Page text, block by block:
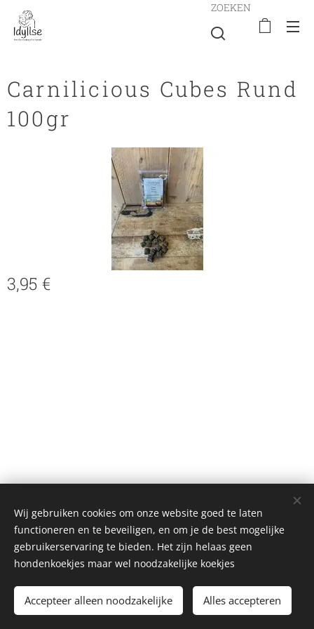
ZOEKEN
Carnilicious Cubes Rund
100gr
3,95 €
TOEVOEGEN AAN DE WINKELWAGEN
2017 IdyIlse | Alle rechten voorbehouden |Algemene voorwaarden
| Mogelijk gemaakt door Webnode
Cookies
Wij gebruiken cookies om onze website goed te laten
functioneren en te beveiligen, en om je de best mogelijke
gebruikerservaring te bieden. Het zijn helaas geen
hondenkoekjes maar wel noodzakelijke koekjes 😊
Accepteer alleen noodzakelijke Alles accepteren